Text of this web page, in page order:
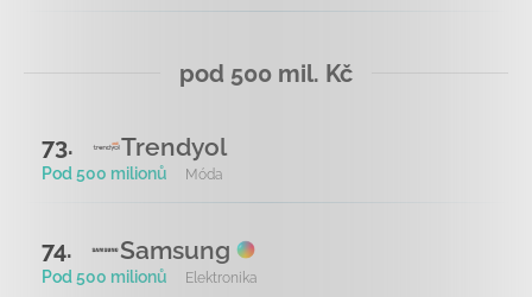
pod 500 mil. Kč
73. Trendyol
Pod 500 milionů Móda
74. Samsung
Pod 500 milionů Elektronika